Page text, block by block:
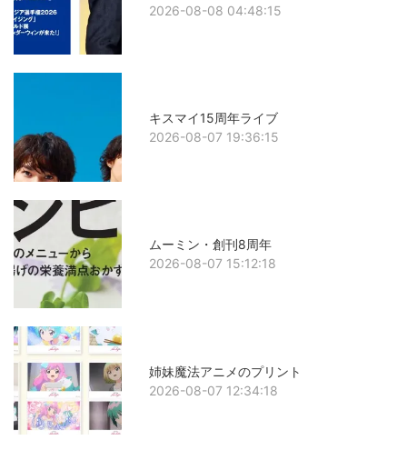
2026-08-08 04:48:15
キスマイ15周年ライブ
2026-08-07 19:36:15
ムーミン・創刊8周年
2026-08-07 15:12:18
姉妹魔法アニメのプリント
2026-08-07 12:34:18